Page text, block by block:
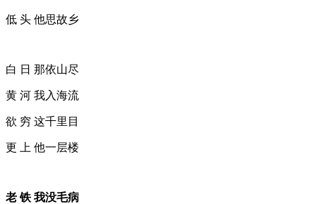
低 头 他思故乡
白 日 那依山尽
黄 河 我入海流
欲 穷 这千里目
更 上 他一层楼
老 铁 我没毛病